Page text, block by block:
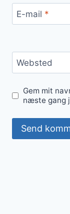
E-mail *
Websted
Gem mit
næste gang